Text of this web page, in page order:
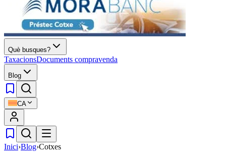
Què busques?
TaxacionsDocuments compravenda
Blog
CA
Inici›Blog›Cotxes